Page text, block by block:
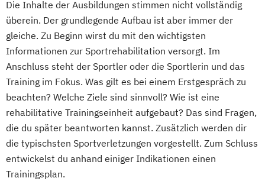
Die Inhalte der Ausbildungen stimmen nicht vollständig
überein. Der grundlegende Aufbau ist aber immer der
gleiche. Zu Beginn wirst du mit den wichtigsten
Informationen zur Sportrehabilitation versorgt. Im
Anschluss steht der Sportler oder die Sportlerin und das
Training im Fokus. Was gilt es bei einem Erstgespräch zu
beachten? Welche Ziele sind sinnvoll? Wie ist eine
rehabilitative Trainingseinheit aufgebaut? Das sind Fragen,
die du später beantworten kannst. Zusätzlich werden dir
die typischsten Sportverletzungen vorgestellt. Zum Schluss
entwickelst du anhand einiger Indikationen einen
Trainingsplan.